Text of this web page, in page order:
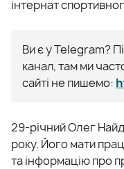
інтернат
Ви є у Telegram?
канал, там ми
сайті не пишемо:
29-річний Олег
року. Його мати
та інформацію про